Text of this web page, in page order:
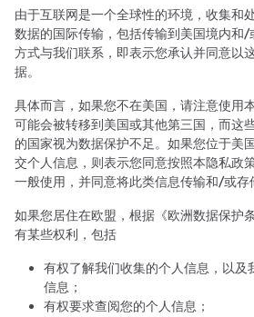
由于互联网是一个全球性的环境，收集和
数据的国际传输，包括传输到美国境内和
方式与我们联系，即表示您承认并同意以
据。
具体而言，如果您不在美国，请注意使用
可能会被转移到美国或其他第三国，而这
的国家视为数据保护不足。如果您位于美
交个人信息，则表示您同意按照本隐私政
一般使用，并同意将此类信息传输和/或存
如果您居住在欧盟，根据《欧洲数据保护
有某些权利，包括
有权了解我们收集的个人信息，以及
信息；
有权要求查阅您的个人信息；